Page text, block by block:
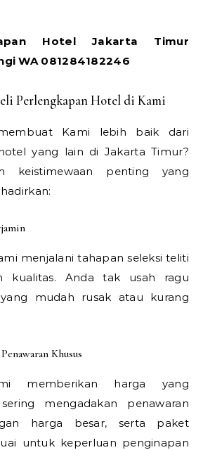
Hotel Jakarta Timur
WA 081284182246
Perlengkapan Hotel di Kami
Kami lebih baik dari
yang lain di Jakarta Timur?
keistimewaan penting yang
menjalani tahapan seleksi teliti
kualitas. Anda tak usah ragu
mudah rusak atau kurang
Khusus
memberikan harga yang
mengadakan penawaran
harga besar, serta paket
untuk keperluan penginapan